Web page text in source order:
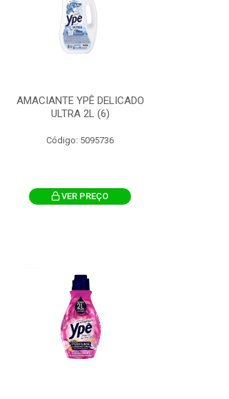
AMACIANTE YPÊ DELICADO
ULTRA 2L (6)
Código: 5095736
VER PREÇO